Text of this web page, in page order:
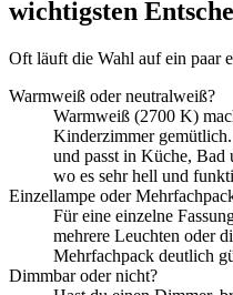
wichtigsten
Oft läuft die Wahl auf ein paar
Warmweiß oder neutralweiß?
Warmweiß (2700 K)
Kinderzimmer
und passt in Küche, Bad
wo es sehr hell und
Einzellampe oder
Für eine einzelne
mehrere Leuchten oder
Mehrfachpack deutlich
Dimmbar oder nicht?